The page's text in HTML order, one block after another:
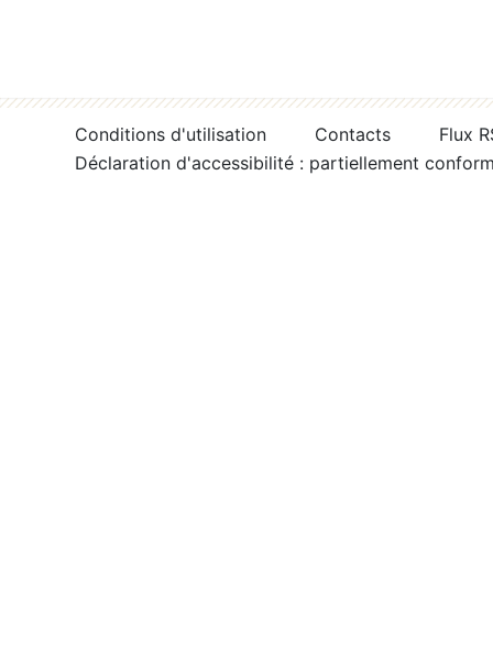
Conditions d'utilisation Contacts
Flux
Déclaration d'accessibilité : partiellement